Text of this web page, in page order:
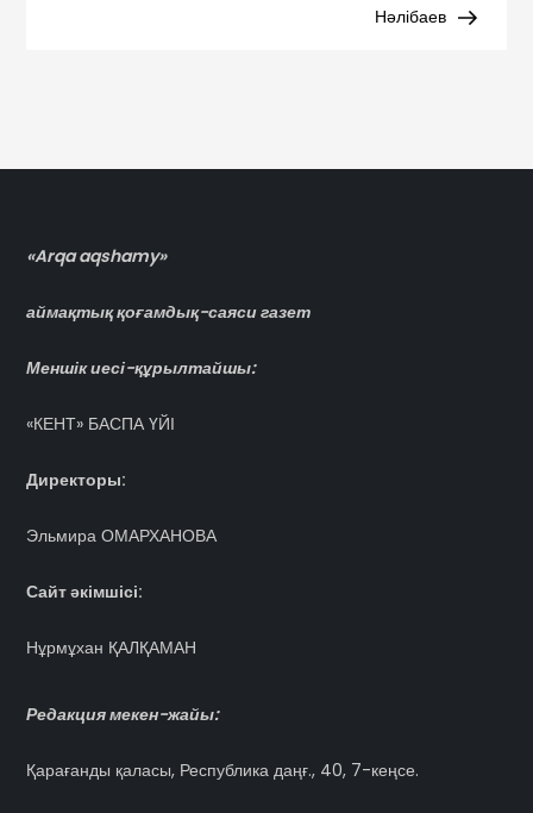
Нәлібаев
«Arqa aqshamy»
аймақтық қоғамдық-саяси газет
Меншік иесі-құрылтайшы:
«КЕНТ» БАСПА ҮЙІ
Директоры:
Эльмира ОМАРХАНОВА
Сайт әкімшісі:
Нұрмұхан ҚАЛҚАМАН
Редакция мекен-жайы:
Қарағанды қаласы, Республика даңғ., 40, 7-кеңсе.